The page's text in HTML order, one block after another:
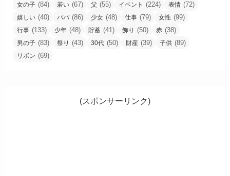
女の子 (84) 若い (67) 父 (55) イベント (224) 表情 (72)
嬉しい (40) パパ (86) 少女 (48) 仕事 (79) 女性 (99)
行事 (133) 少年 (48) 貯蓄 (41) 飾り (50) 赤 (38)
男の子 (83) 祭り (43) 30代 (50) 財産 (39) 子供 (89)
リボン (69)
(スポンサーリンク)